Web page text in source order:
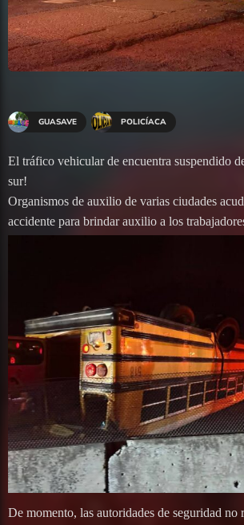
GUASAVE POLICÍACA
El tráfico vehicular de encuentra suspendido
sur!
Organismos de auxilio de varias ciudades
accidente para brindar auxilio a los
De momento, las autoridades de seguridad no